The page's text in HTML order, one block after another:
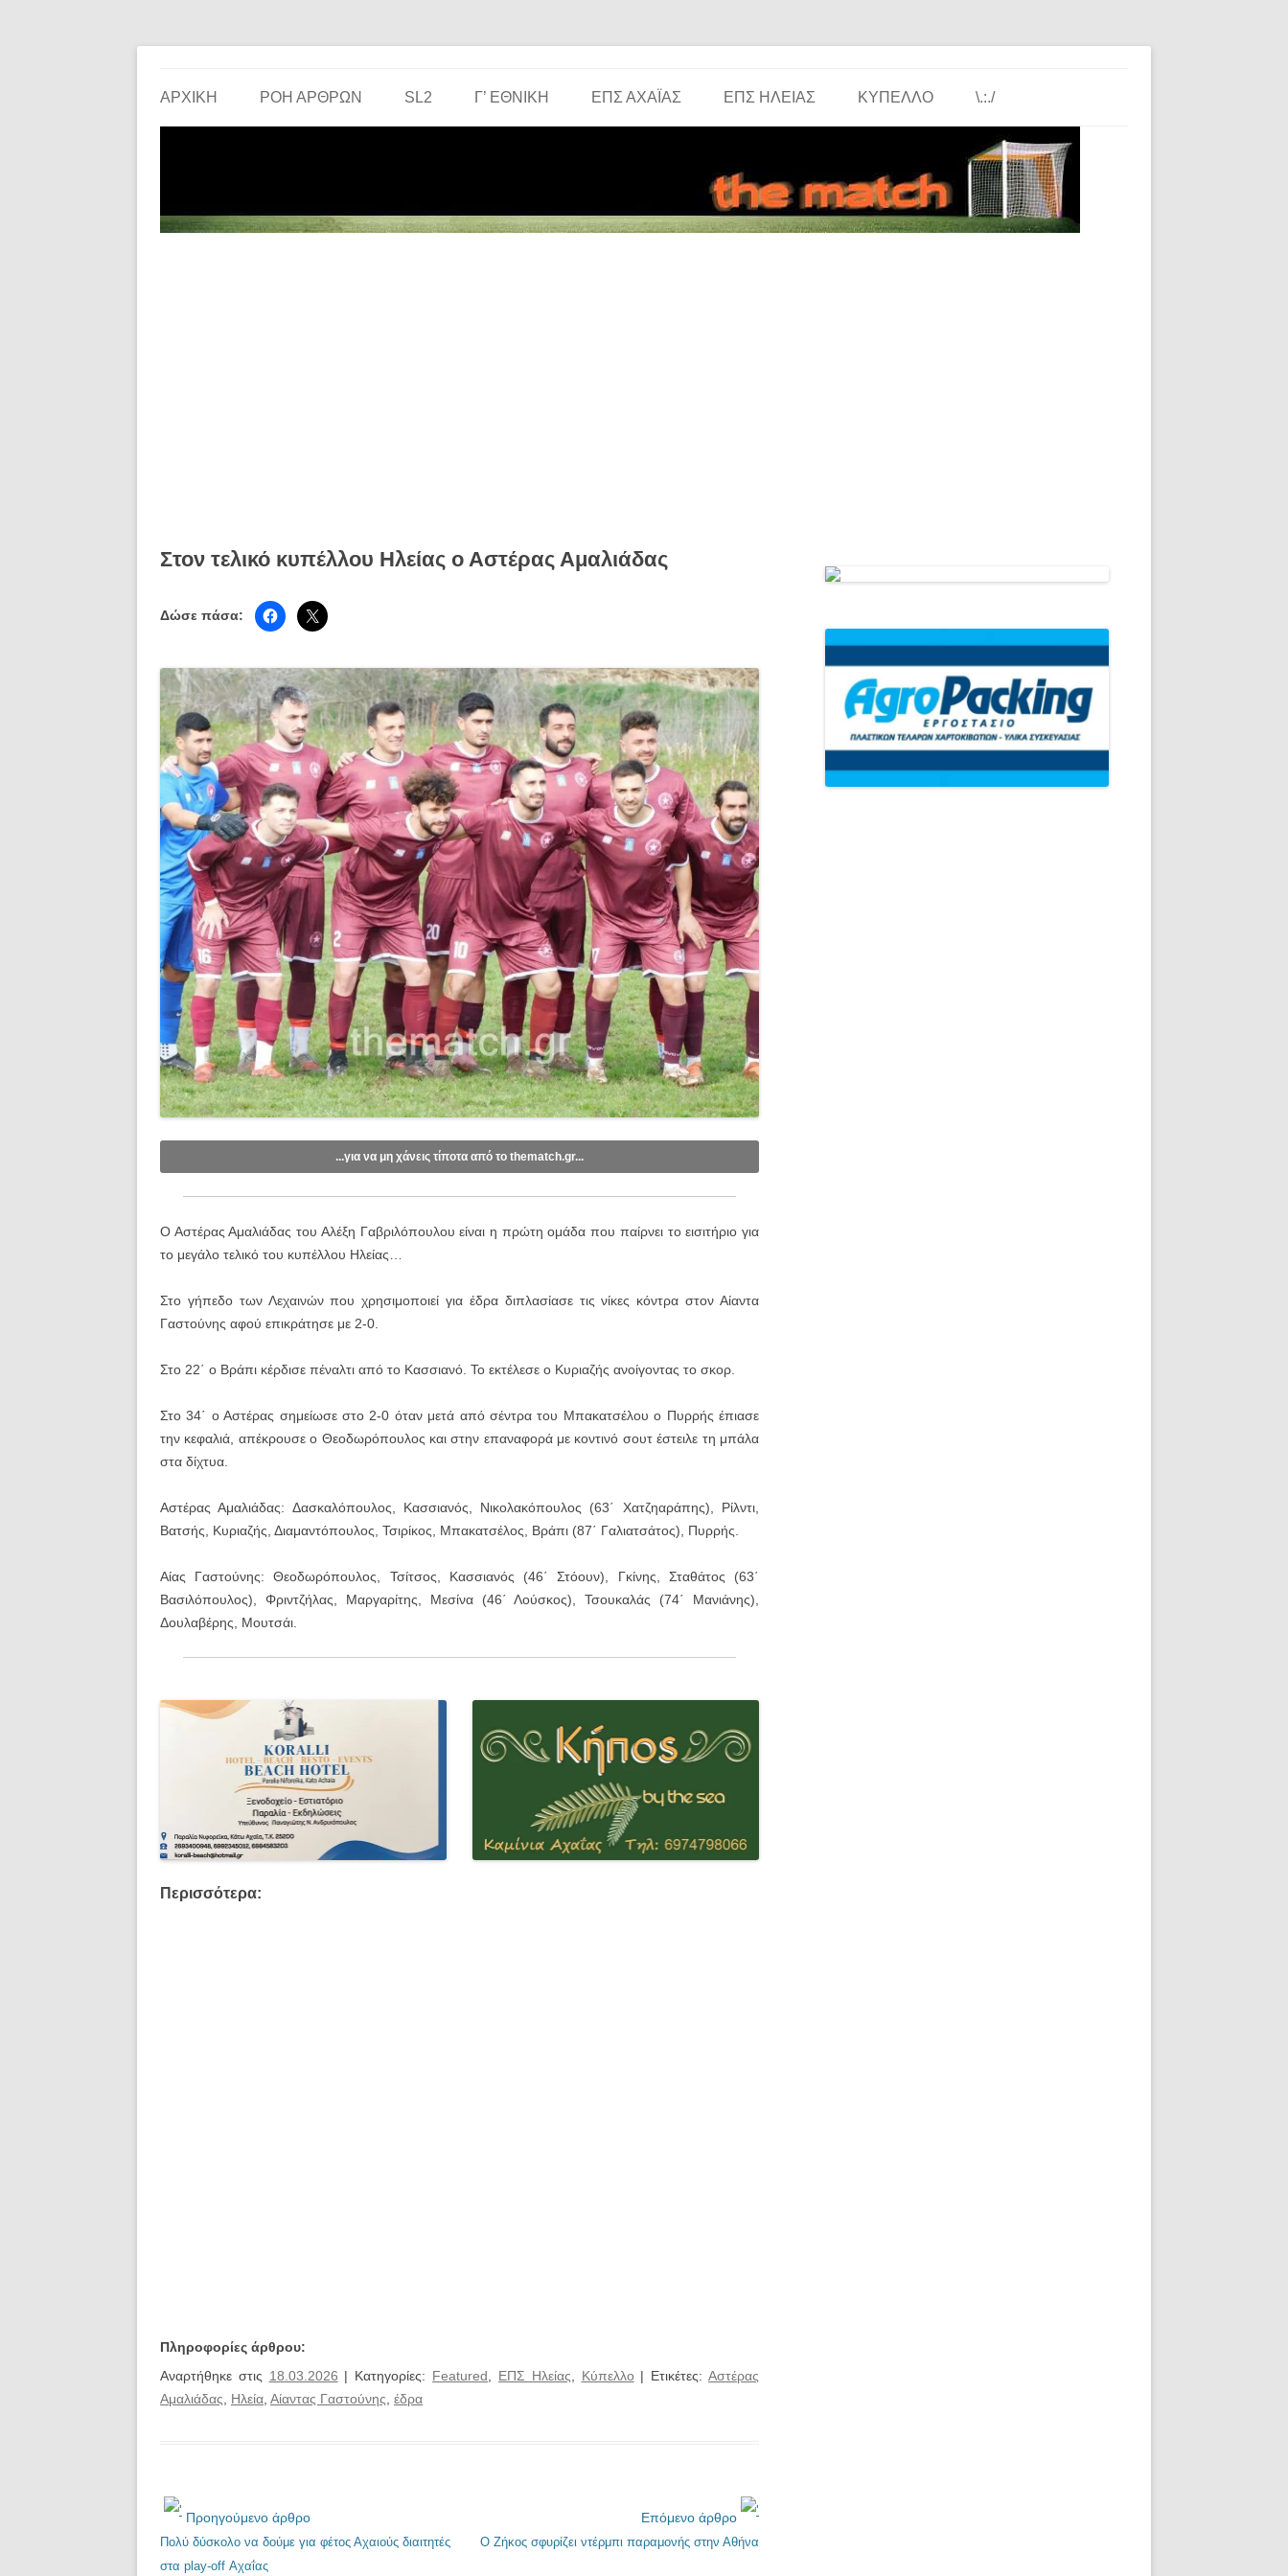
ΑΡΧΙΚΗ ΡΟΗ ΑΡΘΡΩΝ SL2 Γ’ ΕΘΝΙΚΉ ΕΠΣ ΑΧΑΪ́ΑΣ ΕΠΣ ΗΛΕΊΑΣ ΚΎΠΕΛΛΟ \.:./
Στον τελικό κυπέλλου Ηλείας ο Αστέρας Αμαλιάδας
Δώσε πάσα:
...για να μη χάνεις τίποτα από το thematch.gr...
Εγγραφείτε στο κανάλι μας στοYoutube.
Εγγραφείτε στις ενημερώσεις μέσω email (1 email/ημέρα):
Ο Αστέρας Αμαλιάδας του Αλέξη Γαβριλόπουλου είναι η πρώτη ομάδα που παίρνει το εισιτήριο για
το μεγάλο τελικό του κυπέλλου Ηλείας…
Στο γήπεδο των Λεχαινών που χρησιμοποιεί για έδρα διπλασίασε τις νίκες κόντρα στον Αίαντα
Γαστούνης αφού επικράτησε με 2-0.
Στο 22΄ ο Βράπι κέρδισε πέναλτι από το Κασσιανό. Το εκτέλεσε ο Κυριαζής ανοίγοντας το σκορ.
Στο 34΄ ο Αστέρας σημείωσε στο 2-0 όταν μετά από σέντρα του Μπακατσέλου ο Πυρρής έπιασε
την κεφαλιά, απέκρουσε ο Θεοδωρόπουλος και στην επαναφορά με κοντινό σουτ έστειλε τη μπάλα
στα δίχτυα.
Αστέρας Αμαλιάδας: Δασκαλόπουλος, Κασσιανός, Νικολακόπουλος (63΄ Χατζηαράπης), Ρίλντι,
Βατσής, Κυριαζής, Διαμαντόπουλος, Τσιρίκος, Μπακατσέλος, Βράπι (87΄ Γαλιατσάτος), Πυρρής.
Αίας Γαστούνης: Θεοδωρόπουλος, Τσίτσος, Κασσιανός (46΄ Στόουν), Γκίνης, Σταθάτος (63΄
Βασιλόπουλος), Φριντζήλας, Μαργαρίτης, Μεσίνα (46΄ Λούσκος), Τσουκαλάς (74΄ Μανιάνης),
Δουλαβέρης, Μουτσάι.
Περισσότερα:
Πληροφορίες άρθρου:
Αναρτήθηκε στις 18.03.2026 | Κατηγορίες: Featured ΕΠΣ Ηλείας Κύπελλο | Ετικέτες:Αστέρας
Αμαλιάδας
Ηλεία Αίαντας Γαστούνης έδρα
Προηγούμενο άρθρο
Πολύ δύσκολο να δούμε για φέτος Αχαιούς διαιτητές
στα play-off Αχαΐας
Επόμενο άρθρο
Ο Ζήκος σφυρίζει ντέρμπι παραμονής στην Αθήνα